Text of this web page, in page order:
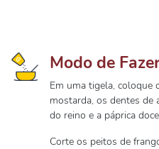
Modo de
Em uma tigela, coloque
mostarda, os dentes de
do reino e a páprica
Corte os peitos de